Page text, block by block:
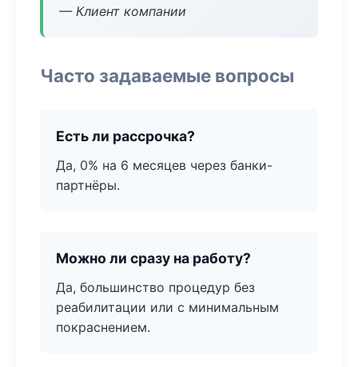
— Клиент компании
Часто задаваемые вопросы
Есть ли рассрочка?
Да, 0% на 6 месяцев через банки-
партнёры.
Можно ли сразу на работу?
Да, большинство процедур без
реабилитации или с минимальным
покраснением.